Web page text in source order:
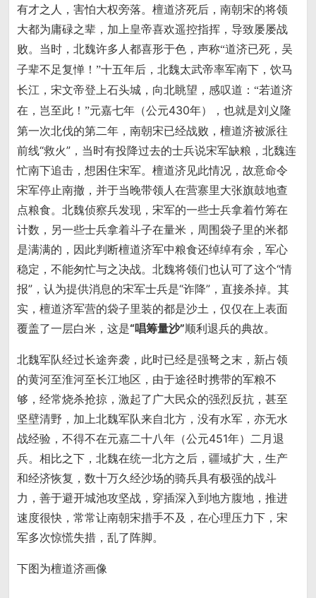
有才之人，害怕大权旁落。檀道济死后，南朝宋的将领
大都为庸碌之辈，加上皇帝喜欢遥控指挥，导致屡屡战
败。当时，北魏许多人都喜形于色，声称“道济已死，吴
子辈不足复惮！”十五年后，北魏太武帝率军南下，饮马
长江，宋文帝登上石头城，向北眺望，感叹道：“若道济
在，岂至此！”元嘉七年（公元430年），也就是刘义隆
第一次北伐的第二年，南朝宋已经战败，檀道济被派往
前线“救火”，当时有投降过去的士兵说宋军缺粮，北魏连
忙南下追击，想困住宋军。檀道济见此情况，故意命令
宋军停止南撤，并于当晚带领人在营寨里大张旗鼓地查
点粮食。北魏侦察兵发现，宋军的一些士兵拿着竹筹在
计数，另一些士兵拿着斗子在量米，周围袋子里的米都
是满满的，因此判断檀道济军中粮食还绰绰有余，军心
稳定，不能匆忙与之决战。北魏将领们也认可了这个“情
报”，认为提供消息的宋军士兵是“诈降”，直接杀掉。其
实，檀道济军营的袋子里装的都是沙土，仅仅在上表面
覆盖了一层白米，这是“唱筹量沙”顺利退兵的典故。
北魏军队经过长途奔袭，此时已经是强弩之末，新占领
的黄河至淮河至长江地区，由于途径时携带的军粮不
够，经常烧杀抢掠，激起了广大民众的强烈反抗，甚至
坚壁清野，加上北魏军队来自北方，没有水军，亦无水
战经验，不得不在元嘉二十八年（公元451年）二月退
兵。相比之下，北魏在统一北方之后，疆域扩大，生产
和经济恢复，数十万久经沙场的骑兵具有极强的战斗
力，善于避开城池攻坚战，穿插深入到地方腹地，推进
速度很快，常常让南朝宋措手不及，在心理压力下，宋
军多次惊慌失措，乱了阵脚。
下图为檀道济画像